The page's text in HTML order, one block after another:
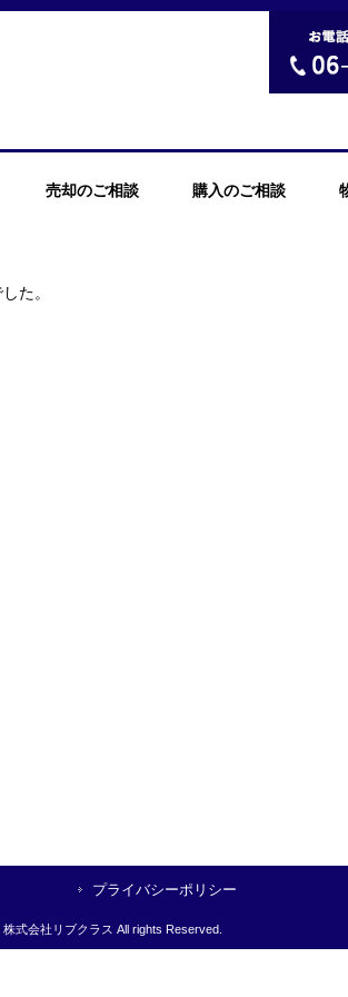
売却のご相談 購入のご相談
た。
プライバシーポリシー
式会社リブクラス All rights Reserved.